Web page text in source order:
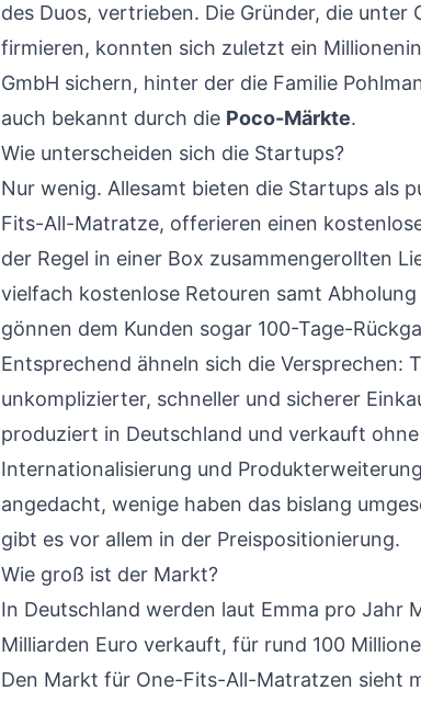
des Duos, vertrieben. Die Gründer, die unter
firmieren, konnten sich zuletzt ein
GmbH sichern, hinter der die Familie
auch bekannt durch die Poco-Märkte.
Wie unterscheiden sich die Startups?
Nur wenig. Allesamt bieten die Startups als
Fits-All-Matratze, offerieren einen
der Regel in einer Box zusammengerollten
vielfach kostenlose Retouren samt
gönnen dem Kunden sogar 100-Tage-
Entsprechend ähneln sich die Versprechen:
unkomplizierter, schneller und sicherer
produziert in Deutschland und verkauft
Internationalisierung und
angedacht, wenige haben das bislang
gibt es vor allem in der Preispositionierung.
Wie groß ist der Markt?
In Deutschland werden laut Emma pro Jahr
Milliarden Euro verkauft, für rund 100
Den Markt für One-Fits-All-Matratzen sieht